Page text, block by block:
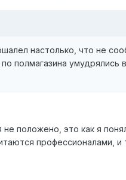
настолько, что не
полмагазина умудрялись
положено, это как я понял
профессионалами, и